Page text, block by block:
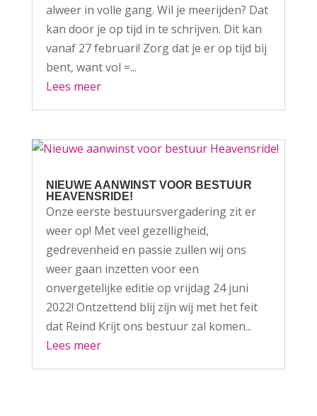
alweer in volle gang. Wil je meerijden? Dat
kan door je op tijd in te schrijven. Dit kan
vanaf 27 februari! Zorg dat je er op tijd bij
bent, want vol =...
Lees meer
NIEUWE AANWINST VOOR BESTUUR
HEAVENSRIDE!
Onze eerste bestuursvergadering zit er
weer op! Met veel gezelligheid,
gedrevenheid en passie zullen wij ons
weer gaan inzetten voor een
onvergetelijke editie op vrijdag 24 juni
2022! Ontzettend blij zijn wij met het feit
dat Reind Krijt ons bestuur zal komen...
Lees meer